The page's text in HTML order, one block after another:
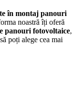
în montaj panouri
noastră îți oferă
panouri fotovoltaice,
poți alege cea mai